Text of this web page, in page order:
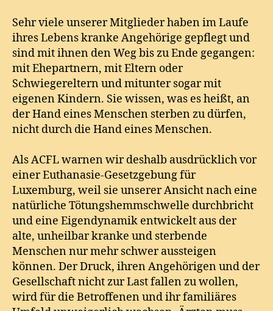
Sehr viele unserer Mitglieder haben im Laufe
ihres Lebens kranke Angehörige gepflegt und
sind mit ihnen den Weg bis zu Ende gegangen:
mit Ehepartnern, mit Eltern oder
Schwiegereltern und mitunter sogar mit
eigenen Kindern. Sie wissen, was es heißt, an
der Hand eines Menschen sterben zu dürfen,
nicht durch die Hand eines Menschen.
Als ACFL warnen wir deshalb ausdrücklich vor
einer Euthanasie-Gesetzgebung für
Luxemburg, weil sie unserer Ansicht nach eine
natürliche Tötungshemmschwelle durchbricht
und eine Eigendynamik entwickelt aus der
alte, unheilbar kranke und sterbende
Menschen nur mehr schwer aussteigen
können. Der Druck, ihren Angehörigen und der
Gesellschaft nicht zur Last fallen zu wollen,
wird für die Betroffenen und ihr familiäres